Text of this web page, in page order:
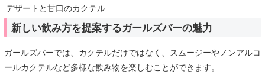
デザートと甘口のカクテル
新しい飲み方を提案するガールズバーの魅力
ガールズバーでは、カクテルだけではなく、スムージーやノンアルコ
ールカクテルなど多様な飲み物を楽しむことができます。